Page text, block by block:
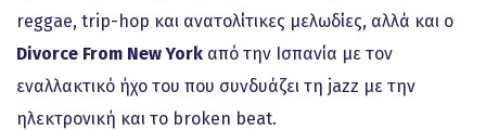
reggae, trip-hop και ανατολίτικες μελωδίες, αλλά και ο
Divorce From New York από την Ισπανία με τον
εναλλακτικό ήχο του που συνδυάζει τη jazz με την
ηλεκτρονική και το broken beat.